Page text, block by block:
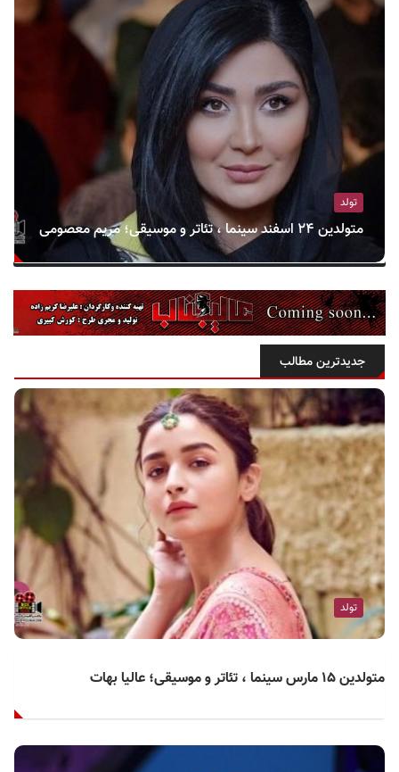
تولد
متولدین ۲۴ اسفند سینما ، تئاتر و موسیقی؛ مریم معصومی
جدیدترین مطالب
تولد
متولدین ۱۵ مارس سینما ، تئاتر و موسیقی؛ عالیا بهات